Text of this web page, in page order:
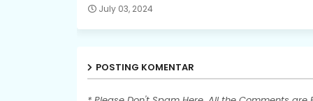
July 03, 2024
POSTING KOMENTAR